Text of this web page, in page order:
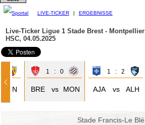
LIVE-TICKER | ERGEBNISSE
Live-Ticker Ligue 1 Stade Brest - Montpellier
HSC, 04.05.2025
LEN
1 : 0
BRE vs MON
1 : 2
AJA vs ALH
Stade Francis-Le Blé